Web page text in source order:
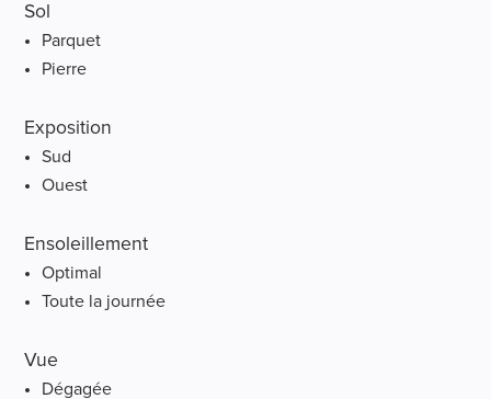
Sol
Parquet
Pierre
Exposition
Sud
Ouest
Ensoleillement
Optimal
Toute la journée
Vue
Dégagée